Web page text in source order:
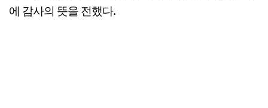
에 감사의 뜻을 전했다.